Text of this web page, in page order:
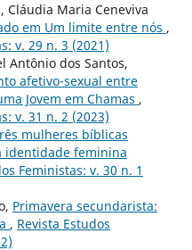
Cláudia Maria Ceneviva
em Um limite entre nós ,
v. 29 n. 3 (2021)
Antônio dos Santos,
afetivo-sexual entre
Jovem em Chamas ,
v. 31 n. 2 (2023)
mulheres bíblicas
identidade feminina
Feministas: v. 30 n. 1
Primavera secundarista:
, Revista Estudos